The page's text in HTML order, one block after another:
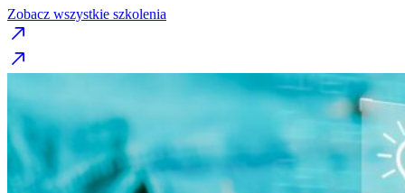
Zobacz wszystkie szkolenia